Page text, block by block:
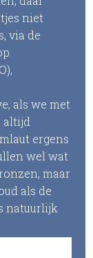
niet
via de
als we met
altijd
ergens
wel wat
maar
als de
natuurlijk